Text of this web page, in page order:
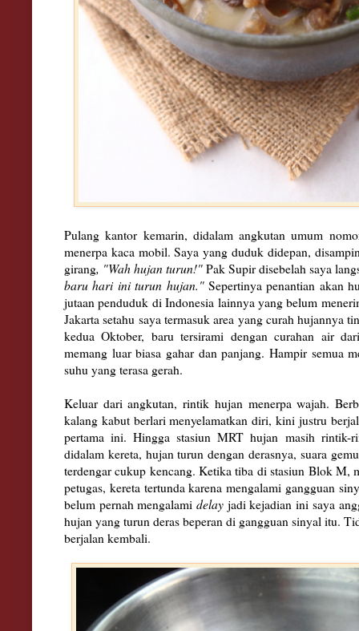
Pulang kantor kemarin, didalam angkutan umum
menerpa kaca mobil. Saya yang duduk didepan,
girang, "Wah hujan turun!"Pak Supir disebelah saya
baru hari ini turun hujan."Sepertinya penantian akan
jutaan penduduk di Indonesia lainnya yang belum
Jakarta setahu saya termasuk area yang curah hujannya
kedua Oktober, baru tersirami dengan curahan air
memang luar biasa gahar dan panjang. Hampir semua
suhu yang terasa gerah.
Keluar dari angkutan, rintik hujan menerpa wajah.
kalang kabut berlari menyelamatkan diri, kini justru
pertama ini. Hingga stasiun MRT hujan masih rintik-
didalam kereta, hujan turun dengan derasnya, suara
terdengar cukup kencang. Ketika tiba di stasiun Blok M,
petugas, kereta tertunda karena mengalami gangguan
belum pernah mengalamidelay jadi kejadian ini saya
hujan yang turun deras beperan di gangguan sinyal itu.
berjalan kembali.